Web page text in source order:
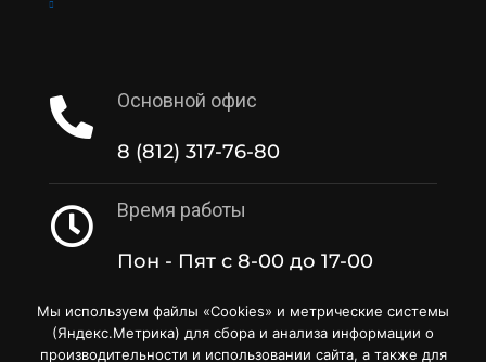
Основной офис
8 (812) 317-76-80
Время работы
Пон - Пят с 8-00 до 17-00
Мы используем файлы «Cookies» и метрические системы
(Яндекс.Метрика) для сбора и анализа информации о
производительности и использовании сайта, а также для